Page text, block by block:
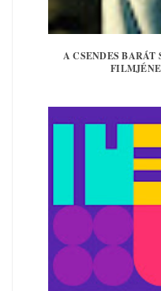
A CSENDES BARÁT